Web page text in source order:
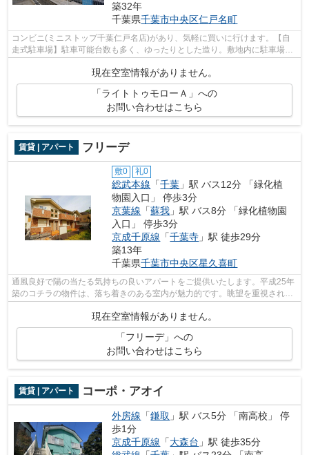
築32年
千葉県千葉市中央区仁戸名町
コンビニ(ミニストップ千葉仁戸名店)があり、気軽に買いに行けます。【自
走式駐車場】駐車可能台数も多く、ゆったりとした造り。敷地内に駐車場の
現在空室情報がありません。
「ライトトゥモローＡ」への
お問い合わせはこちら
賃貸 | アパート フリーデ
敷0 礼0
総武本線 「千葉 」駅 バス12分 「緑化植
物園入口」 停歩3分
京葉線 「蘇我 」駅 バス8分 「緑化植物園
入口」 停歩3分
京成千原線 「千葉寺 」駅 徒歩29分
築13年
千葉県千葉市中央区星久喜町
通風良好で陽の当たる気持ちの良いアパートをご提供いたします。平成25年
築のコチラの物件は、落ち着きのある室内が魅力的です。眺望を重視される
現在空室情報がありません。
「フリーデ」への
お問い合わせはこちら
賃貸 | アパート コーポ・アオイ
外房線 「鎌取 」駅 バス5分 「南高校」 停
歩1分
京成千原線 「大森台 」駅 徒歩35分